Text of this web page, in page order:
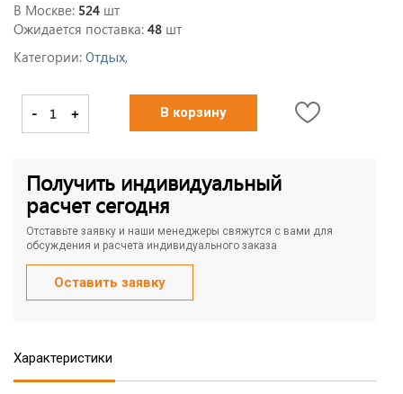
В Москве: 524 шт
Ожидается поставка: 48 шт
Категории: Отдых,
- + В корзину
Получить индивидуальный
расчет сегодня
Отставьте заявку и наши менеджеры свяжутся с вами для
обсуждения и расчета индивидуального заказа
Оставить заявку
Характеристики